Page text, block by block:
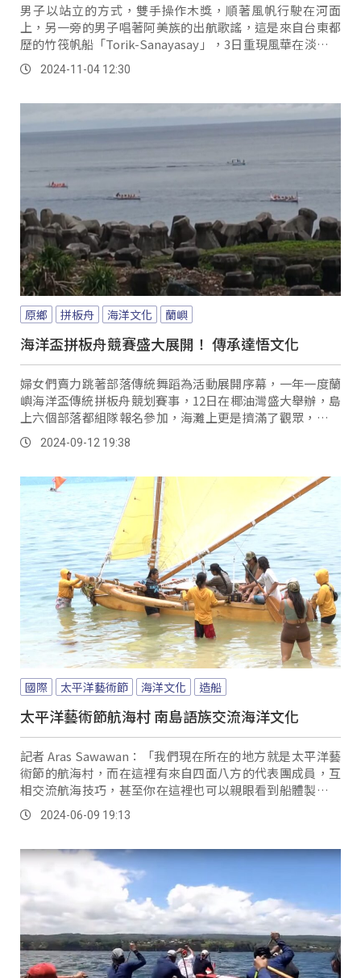
男子以站立的方式，雙手操作木獎，順著風帆行駛在河面
上，另一旁的男子唱著阿美族的出航歌謠，這是來自台東都
歷的竹筏帆船「Torik-Sanayasay」，3日重現風華在淡水河
上。2024-11-04 12:30
原鄉 拼板舟 海洋文化 蘭嶼
海洋盃拼板舟競賽盛大展開！ 傳承達悟文化
婦女們賣力跳著部落傳統舞蹈為活動展開序幕，一年一度蘭
嶼海洋盃傳統拼板舟競划賽事，12日在椰油灣盛大舉辦，島
上六個部落都組隊報名參加，海灘上更是擠滿了觀眾，首先
登場的十人拼板舟競速，比賽過程更讓所有觀眾熱血沸騰。
2024-09-12 19:38
國際 太平洋藝術節 海洋文化 造船
太平洋藝術節航海村 南島語族交流海洋文化
記者 Aras Sawawan：「我們現在所在的地方就是太平洋藝
術節的航海村，而在這裡有來自四面八方的代表團成員，互
相交流航海技巧，甚至你在這裡也可以親眼看到船體製造的
過程，甚至也可以下海體驗航向太平洋。
2024-06-09 19:13